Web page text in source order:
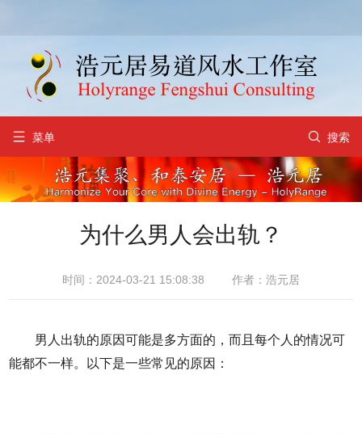
 菜单  搜索
为什么男人会出轨？
时间：2024-03-21 15:08:38 作者：浩元居
男人出轨的原因可能是多方面的，而且每个人的情况可
能都不一样。以下是一些常见的原因：